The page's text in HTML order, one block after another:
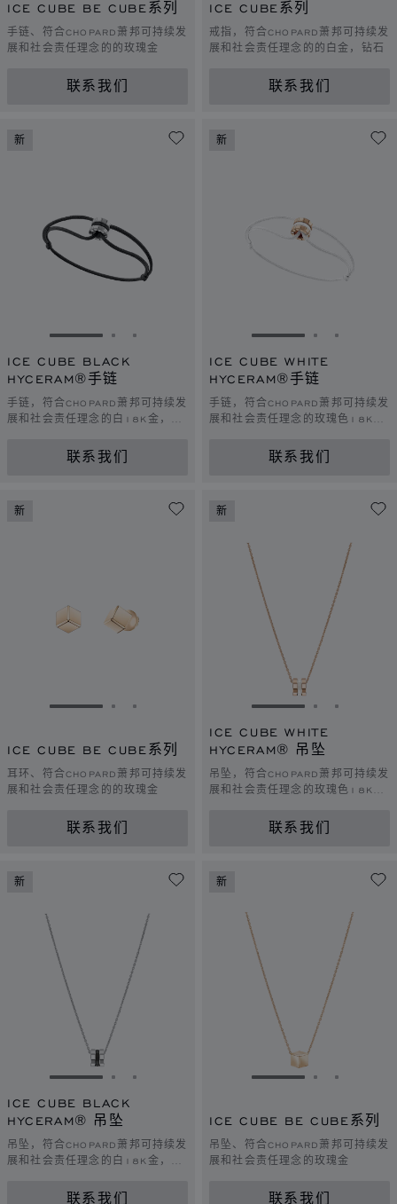
ICE CUBE BE CUBE系列
手链、符合CHOPARD萧邦可持续发
展和社会责任理念的的玫瑰金
联系我们
ICE CUBE系列
戒指，符合CHOPARD萧邦可持续发
展和社会责任理念的的白金，钻石
联系我们
新
转到幻灯片 1转到幻灯片 2
转到幻灯片 3
ICE CUBE BLACK
HYCERAM®手链
手链，符合CHOPARD萧邦可持续发
展和社会责任理念的白18K金，黑
联系我们
新
转到幻灯片 1转到幻灯
转到幻
ICE CUBE WHITE
HYCERAM®手链
手链，符合CHOPARD萧邦可持续发
展和社会责任理念的玫瑰色18K
联系我们
新
转到幻灯片 1转到幻灯片 2
转到幻灯片 3
ICE CUBE BE CUBE系列
耳环、符合CHOPARD萧邦可持续发
展和社会责任理念的的玫瑰金
联系我们
新
转到幻灯片 1转到幻灯
转到幻
ICE CUBE WHITE
HYCERAM® 吊坠
吊坠，符合CHOPARD萧邦可持续发
展和社会责任理念的玫瑰色18K
联系我们
新
转到幻灯片 1转到幻灯片 2
转到幻灯片 3
ICE CUBE BLACK
HYCERAM® 吊坠
吊坠，符合CHOPARD萧邦可持续发
展和社会责任理念的白18K金，黑
联系我们
新
转到幻灯片 1转到幻灯
转到幻
ICE CUBE BE CUBE系列
吊坠、符合CHOPARD萧邦可持续发
展和社会责任理念的玫瑰金
联系我们